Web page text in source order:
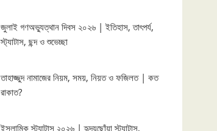
জুলাই গণঅভ্যুত্থান দিবস ২০২৬ | ইতিহাস, তাৎপর্য,
স্ট্যাটাস, ছন্দ ও শুভেচ্ছা
তাহাজ্জুদ নামাজের নিয়ম, সময়, নিয়ত ও ফজিলত | কত
রাকাত?
ইসলামিক স্ট্যাটাস ২০২৬ | হৃদয়ছোঁয়া স্ট্যাটাস,